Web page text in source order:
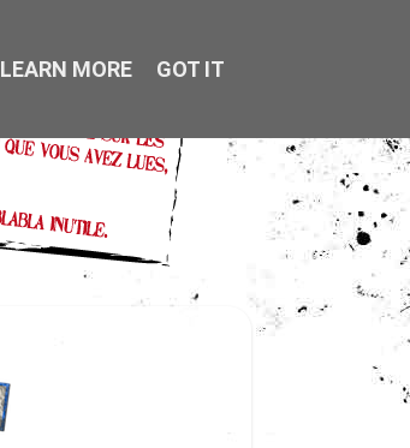
LEARN MORE GOT IT